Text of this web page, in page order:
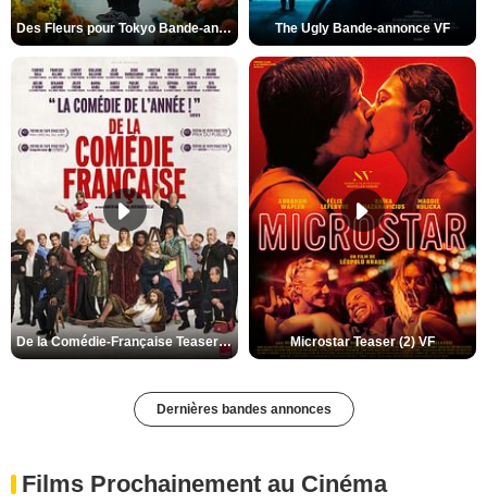
Des Fleurs pour Tokyo Bande-annonce VO STFR The Ugly Bande-annonce VF
De la Comédie-Française Teaser (3) VF Microstar Teaser (2) VF
Dernières bandes annonces
Films Prochainement au Cinéma